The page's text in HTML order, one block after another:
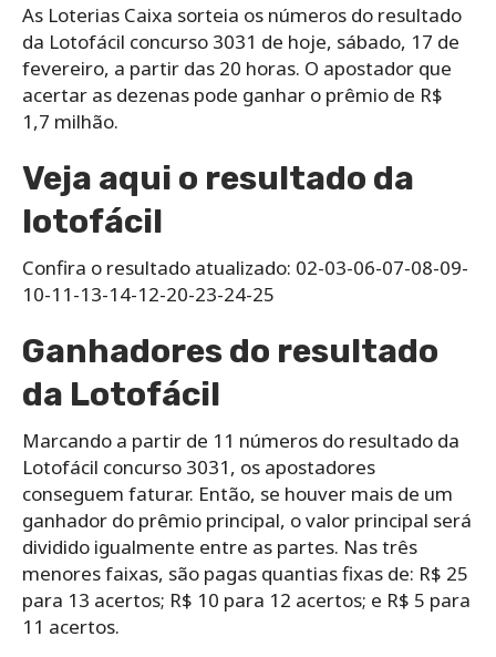
As Loterias Caixa sorteia os números do resultado
da Lotofácil concurso 3031 de hoje, sábado, 17 de
fevereiro, a partir das 20 horas. O apostador que
acertar as dezenas pode ganhar o prêmio de R$
1,7 milhão.
Veja aqui o resultado da
lotofácil
Confira o resultado atualizado: 02-03-06-07-08-09-
10-11-13-14-12-20-23-24-25
Ganhadores do resultado
da Lotofácil
Marcando a partir de 11 números do resultado da
Lotofácil concurso 3031, os apostadores
conseguem faturar. Então, se houver mais de um
ganhador do prêmio principal, o valor principal será
dividido igualmente entre as partes. Nas três
menores faixas, são pagas quantias fixas de: R$ 25
para 13 acertos; R$ 10 para 12 acertos; e R$ 5 para
11 acertos.